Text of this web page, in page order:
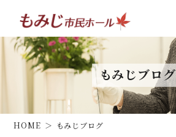
もみじブログ
HOME もみじブログ